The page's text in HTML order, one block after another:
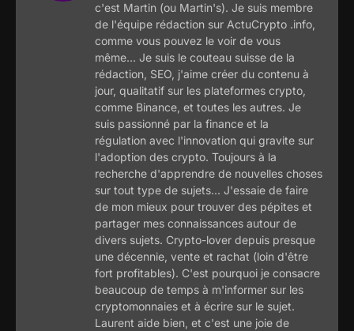
c'est Martin (ou Martin's). Je suis membre
de l'équipe rédaction sur ActuCrypto .info,
comme vous pouvez le voir de vous
même... Je suis le couteau suisse de la
rédaction, SEO, j'aime créer du contenu à
jour, qualitatif sur les plateformes crypto,
comme Binance, et toutes les autres. Je
suis passionné par la finance et la
régulation avec l'innovation qui gravite sur
l'adoption des crypto. Toujours à la
recherche d'apprendre de nouvelles choses
sur tout type de sujets... J'essaie de faire
de mon mieux pour trouver des pépites et
partager mes connaissances autour de
divers sujets. Crypto-lover depuis presque
une décennie, vente et rachat (loin d'être
fort profitables). C'est pourquoi je consacre
beaucoup de temps à m'informer sur les
cryptomonnaies et à écrire sur le sujet.
Laurent aide bien, et c'est une joie de